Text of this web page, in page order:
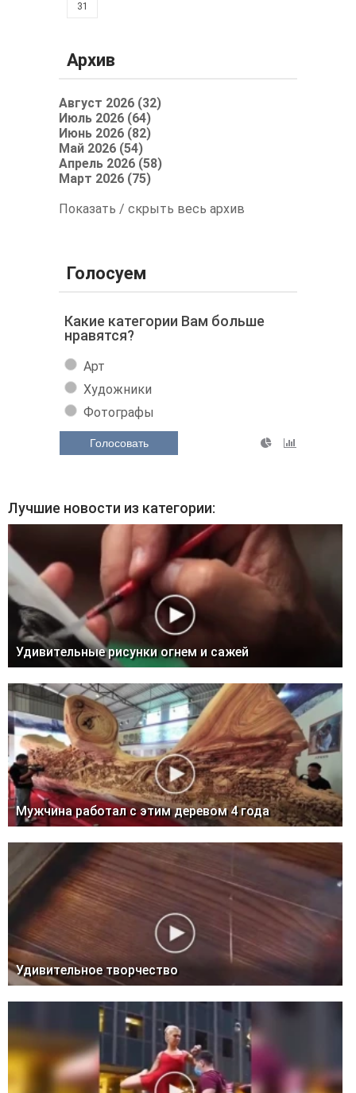
31
Архив
Август 2026 (32)
Июль 2026 (64)
Июнь 2026 (82)
Май 2026 (54)
Апрель 2026 (58)
Март 2026 (75)
Показать / скрыть весь архив
Голосуем
Какие категории Вам больше
нравятся?
Арт
Художники
Фотографы
Голосовать
Лучшие новости из категории:
Удивительные рисунки огнем и сажей
Мужчина работал с этим деревом 4 года
Удивительное творчество